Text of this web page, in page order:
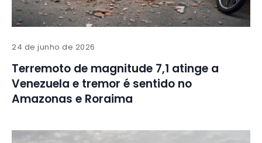
24 de junho de 2026
Terremoto de magnitude 7,1 atinge a
Venezuela e tremor é sentido no
Amazonas e Roraima